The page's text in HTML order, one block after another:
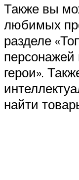
Также вы
любимых
разделе
герои».
найти